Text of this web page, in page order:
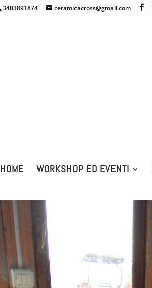
3403891874 ceramicacross@gmail.com
HOME WORKSHOP ED EVENTI